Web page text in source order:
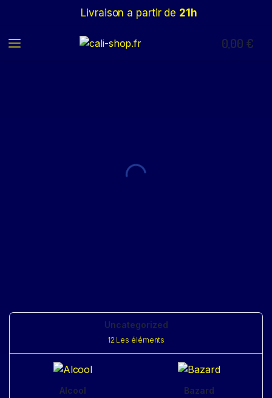
Livraison a partir de 21h
0,00 €
Uncategorized
12 Les éléments
Alcool Bazard